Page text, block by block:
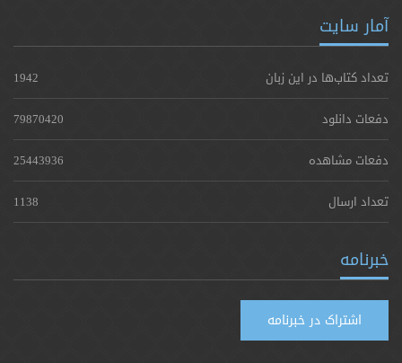
آمار سایت
تعداد کتاب‌ها در این زبان
1942
دفعات دانلود
79870420
دفعات مشاهده
25443936
تعداد ارسال
1138
خبرنامه
اشتراک در خبرنامه